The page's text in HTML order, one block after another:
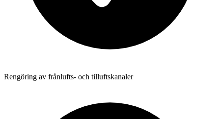
Rengöring av frånlufts- och tilluftskanaler